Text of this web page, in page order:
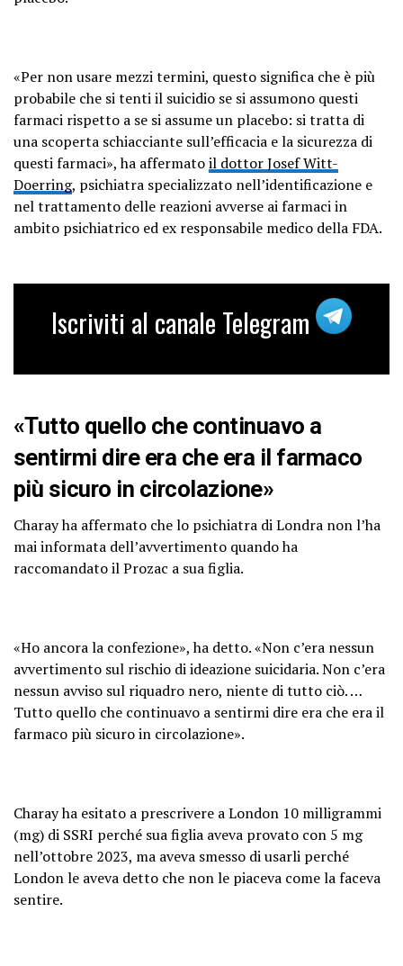
«Per non usare mezzi termini, questo significa che è più
probabile che si tenti il ​​suicidio se si assumono questi
farmaci rispetto a se si assume un placebo: si tratta di
una scoperta schiacciante sull’efficacia e la sicurezza di
questi farmaci», ha affermatoil dottor Josef Witt-
Doerring, psichiatra specializzato nell’identificazione e
nel trattamento delle reazioni avverse ai farmaci in
ambito psichiatrico ed ex responsabile medico della FDA.
Iscriviti al canale Telegram
«Tutto quello che continuavo a
sentirmi dire era che era il farmaco
più sicuro in circolazione»
Charay ha affermato che lo psichiatra di Londra non l’ha
mai informata dell’avvertimento quando ha
raccomandato il Prozac a sua figlia.
«Ho ancora la confezione», ha detto. «Non c’era nessun
avvertimento sul rischio di ideazione suicidaria. Non c’era
nessun avviso sul riquadro nero, niente di tutto ciò. …
Tutto quello che continuavo a sentirmi dire era che era il
farmaco più sicuro in circolazione».
Charay ha esitato a prescrivere a London 10 milligrammi
(mg) di SSRI perché sua figlia aveva provato con 5 mg
nell’ottobre 2023, ma aveva smesso di usarli perché
London le aveva detto che non le piaceva come la faceva
sentire.